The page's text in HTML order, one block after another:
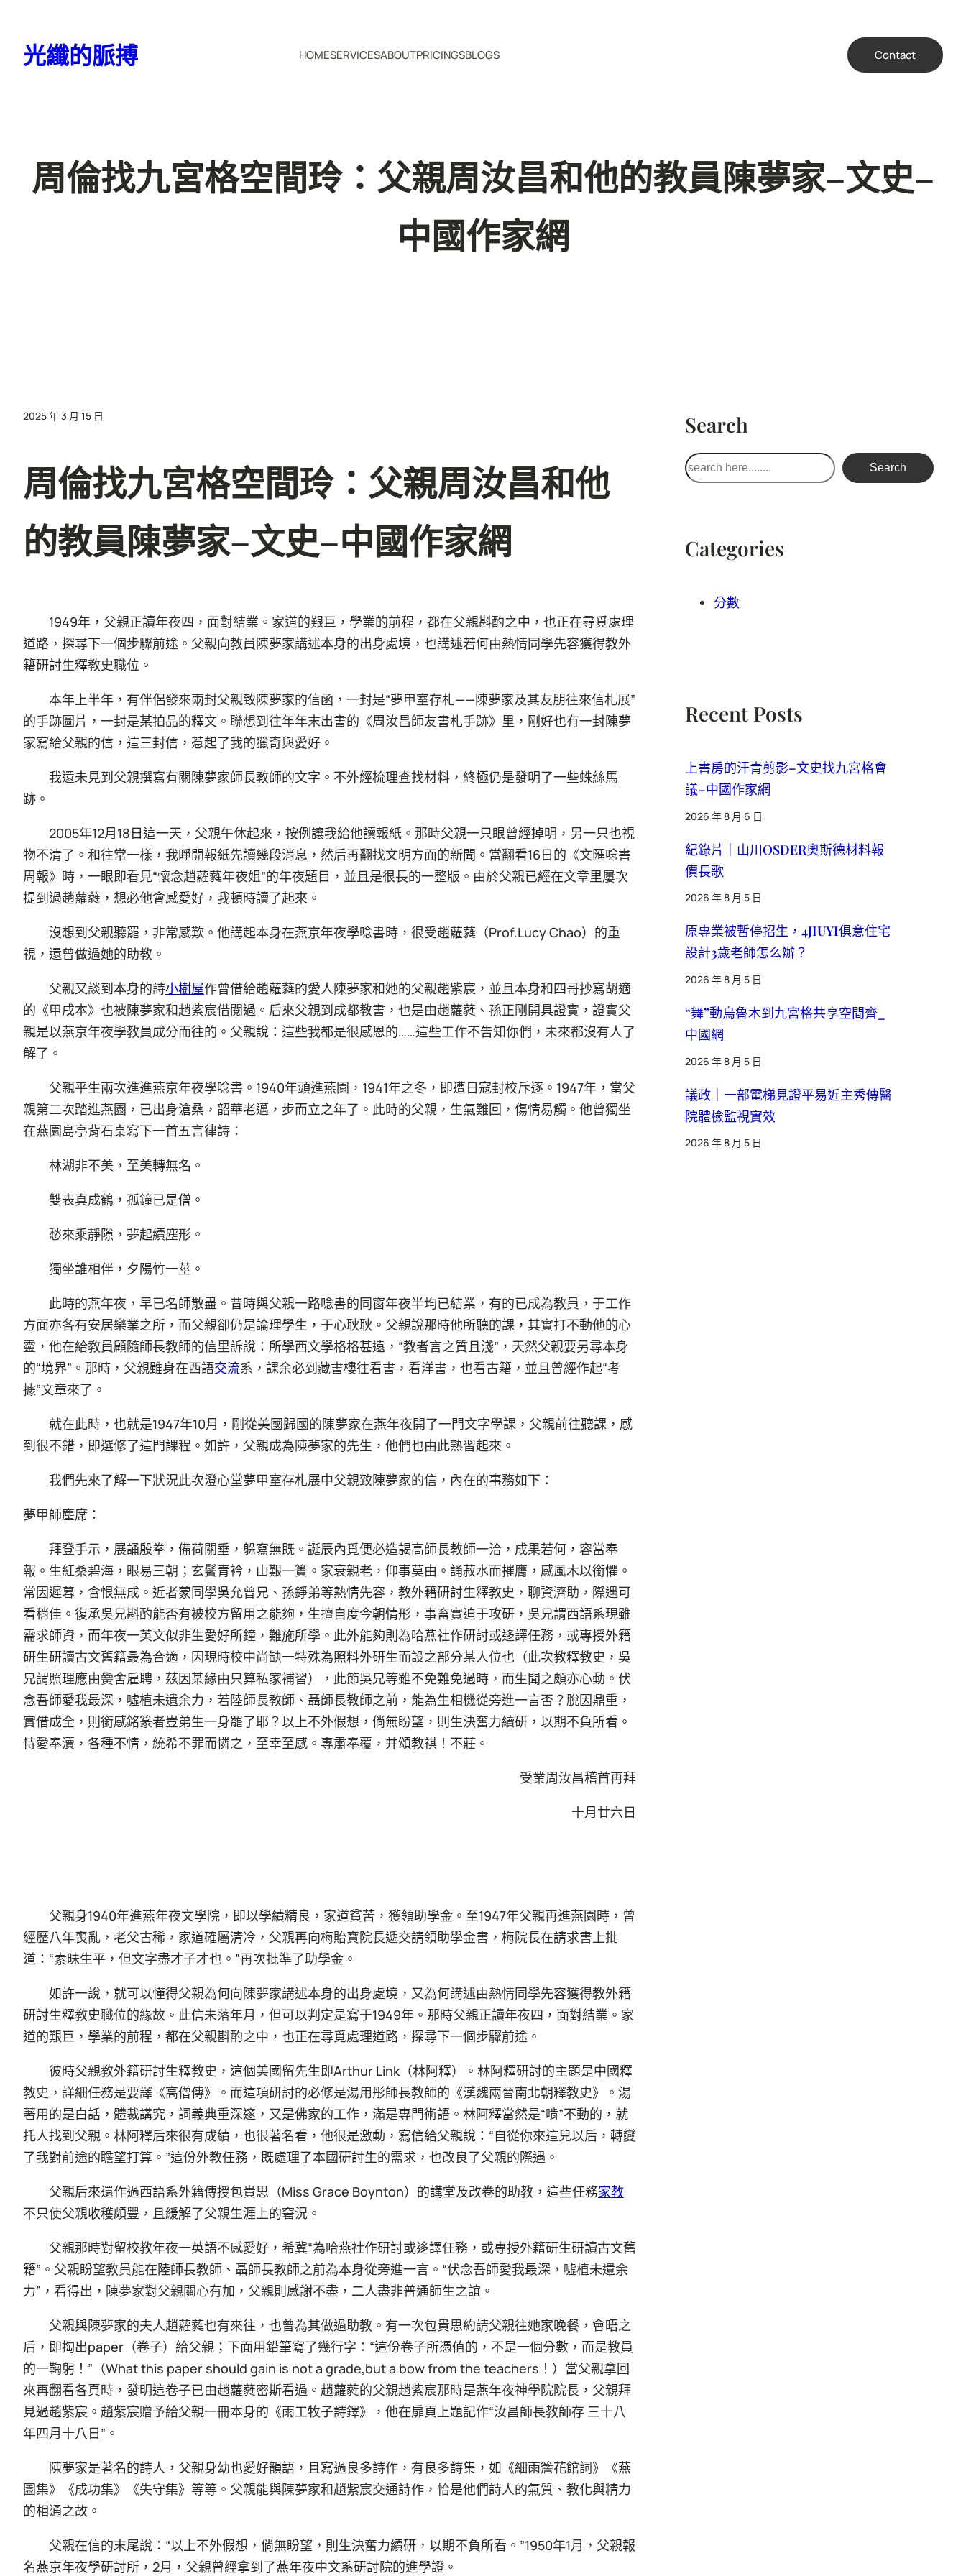
光纖的脈搏 HOMESERVICESABOUTPRICINGSBLOGS Contact
周倫找九宮格空間玲：父親周汝昌和他的教員陳夢家–文史–
中國作家網
2025 年 3 月 15 日
周倫找九宮格空間玲：父親周汝昌和他
的教員陳夢家–文史–中國作家網
1949年，父親正讀年夜四，面對結業。家道的艱巨，學業的前程，都在父親斟酌之中，也正在尋覓處理
道路，探尋下一個步驟前途。父親向教員陳夢家講述本身的出身處境，也講述若何由熱情同學先容獲得教外
籍研討生釋教史職位。
本年上半年，有伴侶發來兩封父親致陳夢家的信函，一封是“夢甲室存札——陳夢家及其友朋往來信札展”
的手跡圖片，一封是某拍品的釋文。聯想到往年年末出書的《周汝昌師友書札手跡》里，剛好也有一封陳夢
家寫給父親的信，這三封信，惹起了我的獵奇與愛好。
我還未見到父親撰寫有關陳夢家師長教師的文字。不外經梳理查找材料，終極仍是發明了一些蛛絲馬
跡。
2005年12月18日這一天，父親午休起來，按例讓我給他讀報紙。那時父親一只眼曾經掉明，另一只也視
物不清了。和往常一樣，我睜開報紙先讀幾段消息，然后再翻找文明方面的新聞。當翻看16日的《文匯唸書
周報》時，一眼即看見“懷念趙蘿蕤年夜姐”的年夜題目，並且是很長的一整版。由於父親已經在文章里屢次
提到過趙蘿蕤，想必他會感愛好，我頓時讀了起來。
沒想到父親聽罷，非常感歎。他講起本身在燕京年夜學唸書時，很受趙蘿蕤（Prof.Lucy Chao）的重
視，還曾做過她的助教。
父親又談到本身的詩小樹屋作曾借給趙蘿蕤的愛人陳夢家和她的父親趙紫宸，並且本身和四哥抄寫胡適
的《甲戌本》也被陳夢家和趙紫宸借閱過。后來父親到成都教書，也是由趙蘿蕤、孫正剛開具證實，證實父
親是以燕京年夜學教員成分而往的。父親說：這些我都是很感恩的……這些工作不告知你們，未來都沒有人了
解了。
父親平生兩次進進燕京年夜學唸書。1940年頭進燕園，1941年之冬，即遭日寇封校斥逐。1947年，當父
親第二次踏進燕園，已出身滄桑，韶華老邁，步而立之年了。此時的父親，生氣難回，傷情易觸。他曾獨坐
在燕園島亭背石桌寫下一首五言律詩：
林湖非不美，至美轉無名。
雙表真成鶴，孤鐘已是僧。
愁來乘靜隙，夢起續塵形。
獨坐誰相伴，夕陽竹一莖。
此時的燕年夜，早已名師散盡。昔時與父親一路唸書的同窗年夜半均已結業，有的已成為教員，于工作
方面亦各有安居樂業之所，而父親卻仍是論理學生，于心耿耿。父親說那時他所聽的課，其實打不動他的心
靈，他在給教員顧隨師長教師的信里訴說：所學西文學格格甚遠，“教者言之質且淺”，天然父親要另尋本身
的“境界”。那時，父親雖身在西語交流系，課余必到藏書樓往看書，看洋書，也看古籍，並且曾經作起“考
據”文章來了。
就在此時，也就是1947年10月，剛從美國歸國的陳夢家在燕年夜開了一門文字學課，父親前往聽課，感
到很不錯，即選修了這門課程。如許，父親成為陳夢家的先生，他們也由此熟習起來。
我們先來了解一下狀況此次澄心堂夢甲室存札展中父親致陳夢家的信，內在的事務如下：
夢甲師麈席：
拜登手示，展誦殷拳，備荷關垂，躲寫無既。誕辰內覓便必造謁高師長教師一洽，成果若何，容當奉
報。生紅桑碧海，眼易三朝；玄鬢青衿，山艱一簣。家衰親老，仰事莫由。誦菽水而摧膺，感風木以銜懼。
常因遲暮，含恨無成。近者蒙同學吳允曾兄、孫錚弟等熱情先容，教外籍研討生釋教史，聊資濟助，際遇可
看稍佳。復承吳兄斟酌能否有被校方留用之能夠，生擅自度今朝情形，事畜實迫于攻研，吳兄謂西語系現雖
需求師資，而年夜一英文似非生愛好所鐘，難施所學。此外能夠則為哈燕社作研討或迻譯任務，或專授外籍
研生研讀古文舊籍最為合適，因現時校中尚缺一特殊為照料外研生而設之部分某人位也（此次教釋教史，吳
兄謂照理應由黌舍雇聘，茲因某緣由只算私家補習），此節吳兄等雖不免難免過時，而生聞之頗亦心動。伏
念吾師愛我最深，噓植未遺余力，若陸師長教師、聶師長教師之前，能為生相機從旁進一言否？脫因鼎重，
實借成全，則銜感銘篆者豈弟生一身罷了耶？以上不外假想，倘無盼望，則生決奮力續研，以期不負所看。
恃愛奉瀆，各種不情，統希不罪而憐之，至幸至感。專肅奉覆，并頌教祺！不莊。
受業周汝昌稽首再拜
十月廿六日
父親身1940年進燕年夜文學院，即以學績精良，家道貧苦，獲領助學金。至1947年父親再進燕園時，曾
經歷八年喪亂，老父古稀，家道確屬清冷，父親再向梅貽寶院長遞交請領助學金書，梅院長在請求書上批
道：“素昧生平，但文字盡才子才也。”再次批準了助學金。
如許一說，就可以懂得父親為何向陳夢家講述本身的出身處境，又為何講述由熱情同學先容獲得教外籍
研討生釋教史職位的緣故。此信未落年月，但可以判定是寫于1949年。那時父親正讀年夜四，面對結業。家
道的艱巨，學業的前程，都在父親斟酌之中，也正在尋覓處理道路，探尋下一個步驟前途。
彼時父親教外籍研討生釋教史，這個美國留先生即Arthur Link（林阿釋）。林阿釋研討的主題是中國釋
教史，詳細任務是要譯《高僧傳》。而這項研討的必修是湯用彤師長教師的《漢魏兩晉南北朝釋教史》。湯
著用的是白話，體裁講究，詞義典重深邃，又是佛家的工作，滿是專門術語。林阿釋當然是“啃”不動的，就
托人找到父親。林阿釋后來很有成績，也很著名看，他很是激動，寫信給父親說：“自從你來這兒以后，轉變
了我對前途的瞻望打算。”這份外教任務，既處理了本國研討生的需求，也改良了父親的際遇。
父親后來還作過西語系外籍傳授包貴思（Miss Grace Boynton）的講堂及改卷的助教，這些任務家教
不只使父親收穫頗豐，且緩解了父親生涯上的窘況。
父親那時對留校教年夜一英語不感愛好，希冀“為哈燕社作研討或迻譯任務，或專授外籍研生研讀古文舊
籍”。父親盼望教員能在陸師長教師、聶師長教師之前為本身從旁進一言。“伏念吾師愛我最深，噓植未遺余
力”，看得出，陳夢家對父親關心有加，父親則感謝不盡，二人盡非普通師生之誼。
父親與陳夢家的夫人趙蘿蕤也有來往，也曾為其做過助教。有一次包貴思約請父親往她家晚餐，會晤之
后，即掏出paper（卷子）給父親；下面用鉛筆寫了幾行字：“這份卷子所憑值的，不是一個分數，而是教員
的一鞠躬！”（What this paper should gain is not a grade,but a bow from the teachers！）當父親拿回
來再翻看各頁時，發明這卷子已由趙蘿蕤密斯看過。趙蘿蕤的父親趙紫宸那時是燕年夜神學院院長，父親拜
見過趙紫宸。趙紫宸贈予給父親一冊本身的《雨工牧子詩鐸》，他在扉頁上題記作“汝昌師長教師存 三十八
年四月十八日”。
陳夢家是著名的詩人，父親身幼也愛好韻語，且寫過良多詩作，有良多詩集，如《細雨簷花館詞》《燕
園集》《成功集》《失守集》等等。父親能與陳夢家和趙紫宸交通詩作，恰是他們詩人的氣質、教化與精力
的相通之故。
父親在信的末尾說：“以上不外假想，倘無盼望，則生決奮力續研，以期不負所看。”1950年1月，父親報
名燕京年夜學研討所，2月，父親曾經拿到了燕年夜中文系研討院的進學證。
Search
搜
尋
Search
Categories
分數
Recent Posts
上書房的汗青剪影–文史找九宮格會
議–中國作家網
2026 年 8 月 6 日
紀錄片｜山川OSDER奧斯德材料報
價長歌
2026 年 8 月 5 日
原專業被暫停招生，4JIUYI俱意住宅
設計3歲老師怎么辦？
2026 年 8 月 5 日
“舞”動烏魯木到九宮格共享空間齊_
中國網
2026 年 8 月 5 日
議政｜一部電梯見證平易近主秀傳醫
院體檢監視實效
2026 年 8 月 5 日